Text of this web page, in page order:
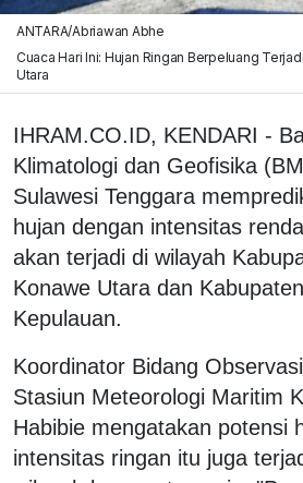
ANTARA/Abriawan Abhe
Cuaca Hari Ini: Hujan Ringan Berpeluang
Utara
IHRAM.CO.ID, KENDARI -
Klimatologi dan Geofisika
Sulawesi Tenggara
hujan dengan intensitas
akan terjadi di wilayah
Konawe Utara dan
Kepulauan.
Koordinator Bidang
Stasiun Meteorologi Maritim
Habibie mengatakan potensi
intensitas ringan itu juga